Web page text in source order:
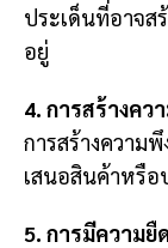
ประเด็นที่อาจส
อยู่
4. การสร้างคว
การสร้างความ
เสนอสินค้าหรือ
5. การมีความ